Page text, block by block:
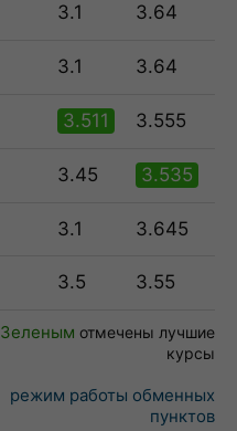
3.1 3.64
3.1 3.64
3.511 3.555
3.45 3.535
3.1 3.645
3.5 3.55
Зеленым отмечены лучшие
курсы
режим работы обменных
пунктов